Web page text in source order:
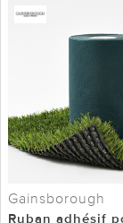
Gainsborough
Ruban adhésif